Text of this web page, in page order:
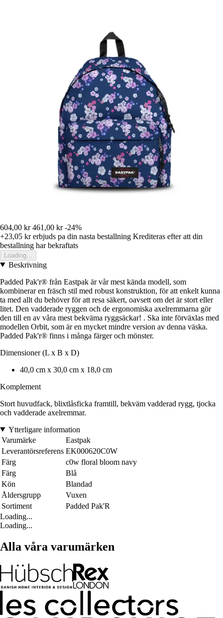
604,00 kr 461,00 kr -24%
+23,05 krerbjuds pa din nasta bestallning Krediteras efter att din
bestallning har bekraftats
Loading...
Beskrivning
Padded Pak'r® från Eastpak är vår mest kända modell, som
kombinerar en fräsch stil med robust konstruktion, för att enkelt kunna
ta med allt du behöver för att resa säkert, oavsett om det är stort eller
litet. Den vadderade ryggen och de ergonomiska axelremmarna gör
den till en av våra mest bekväma ryggsäckar! . Ska inte förväxlas med
modellen Orbit, som är en mycket mindre version av denna väska.
Padded Pak'r® finns i många färger och mönster.
Dimensioner (L x B x D)
40,0 cm x 30,0 cm x 18,0 cm
Komplement
Stort huvudfack, blixtlåsficka framtill, bekväm vadderad rygg, tjocka
och vadderade axelremmar.
Ytterligare information
Varumärke
Eastpak
Leverantörsreferens EK000620C0W
Färg
c0w floral bloom navy
Färg
Blå
Kön
Blandad
Åldersgrupp
Vuxen
Sortiment
Padded Pak'R
Loading...
Loading...
Alla våra varumärken